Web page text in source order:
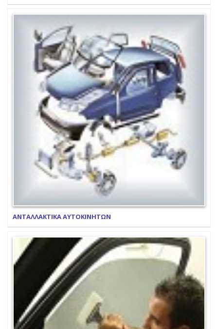
ΑΝΤΑΛΛΑΚΤΙΚΑ ΑΥΤΟΚΙΝΗΤΩΝ